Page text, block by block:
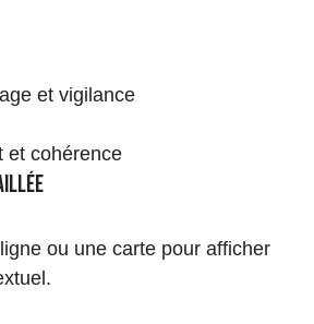
et vigilance
et cohérence
ou une carte pour afficher